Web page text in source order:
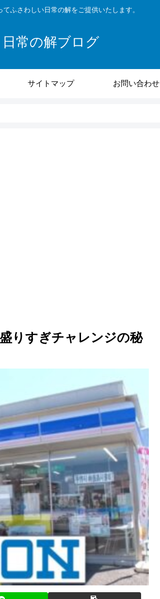
てふさわしい日常の解をご提供いたします。
日常の解ブログ
サイトマップ お問い合わせ
りすぎチャレンジの秘